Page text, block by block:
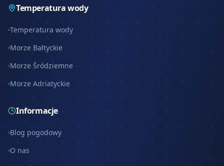
Temperatura wody
Temperatura wody
Morze Bałtyckie
Morze Śródziemne
Morze Adriatyckie
Informacje
Blog pogodowy
O nas